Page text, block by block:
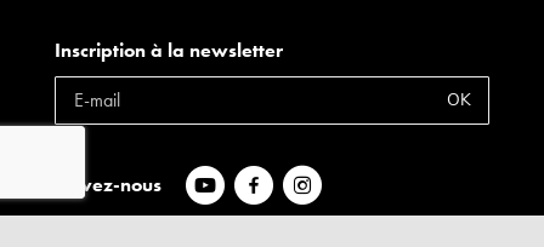
Inscription à la newsletter
OK
Suivez-nous